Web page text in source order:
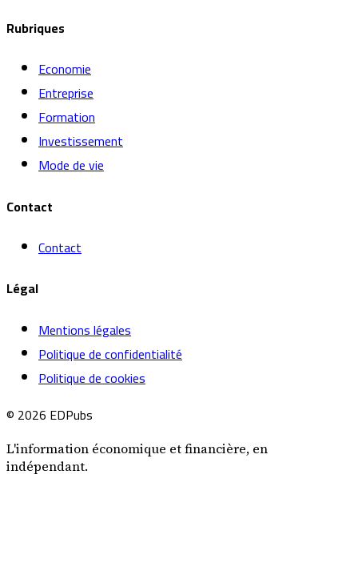
Rubriques
Economie
Entreprise
Formation
Investissement
Mode de vie
Contact
Contact
Légal
Mentions légales
Politique de confidentialité
Politique de cookies
© 2026 EDPubs
L'information économique et financière, en
indépendant.